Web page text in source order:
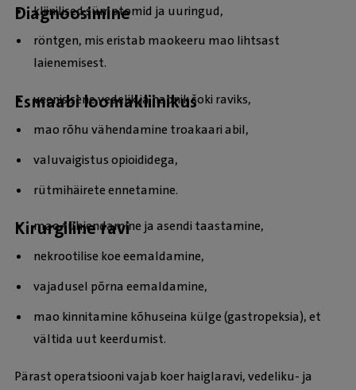
Diagnoosimine
kliinilised sümptomid ja uuringud,
röntgen, mis eristab maokeeru mao lihtsast
laienemisest.
Esmaabi loomakliinikus
veenisisene vedelik ja hapnik šoki raviks,
mao rõhu vähendamine troakaari abil,
valuvaigistus opioididega,
rütmihäirete ennetamine.
Kirurgiline ravi
mao tühjendamine ja asendi taastamine,
nekrootilise koe eemaldamine,
vajadusel põrna eemaldamine,
mao kinnitamine kõhuseina külge (gastropeksia), et
vältida uut keerdumist.
Pärast operatsiooni vajab koer haiglaravi, vedeliku- ja